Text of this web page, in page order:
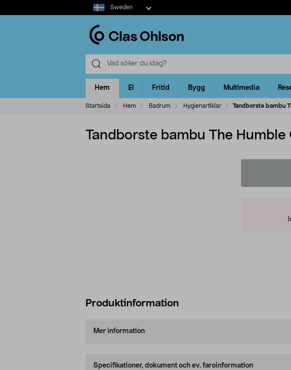
Select
market
Sweden
Hem El Fritid Bygg Multimedia
Startsida Hem Badrum Hygienartiklar Tandborste bambu
Tandborste bambu The Humble
Produktinformation
Mer information
Specifikationer, dokument och ev. faroinformation